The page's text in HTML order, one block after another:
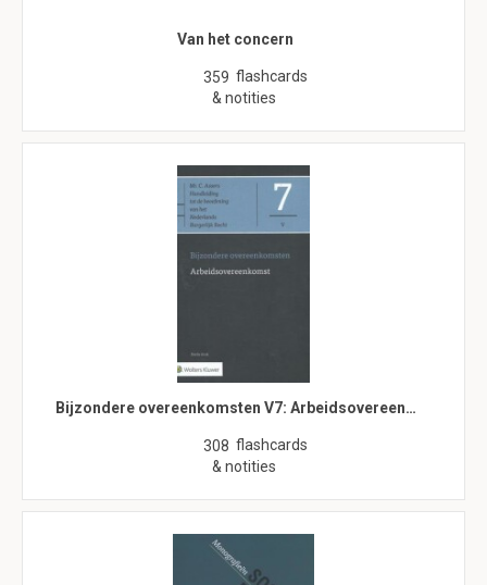
Van het concern
359 flashcards
& notities
Bijzondere overeenkomsten V7: Arbeidsovereen…
308 flashcards
& notities